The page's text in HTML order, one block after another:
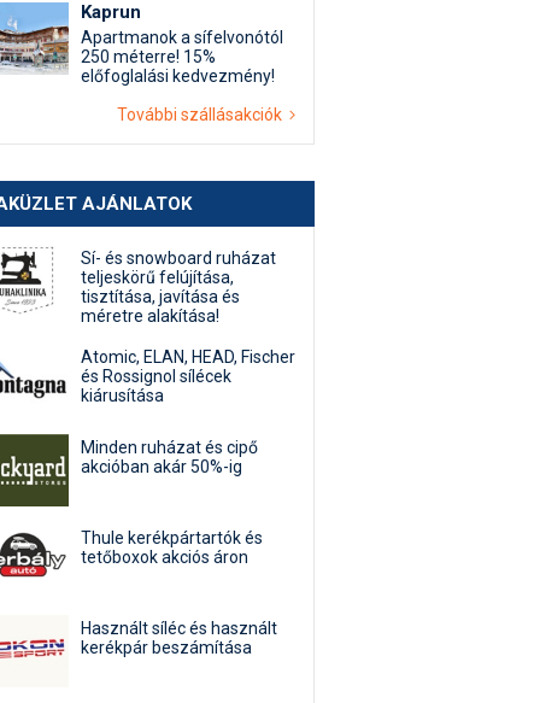
Kaprun
Apartmanok a sífelvonótól
250 méterre! 15%
előfoglalási kedvezmény!
További szállásakciók
AJÁNLATOK
Sí- és snowboard ruházat
teljeskörű felújítása,
tisztítása, javítása és
méretre alakítása!
Atomic, ELAN, HEAD, Fischer
és Rossignol sílécek
kiárusítása
Minden ruházat és cipő
akcióban akár 50%-ig
Thule kerékpártartók és
tetőboxok akciós áron
Használt síléc és használt
kerékpár beszámítása